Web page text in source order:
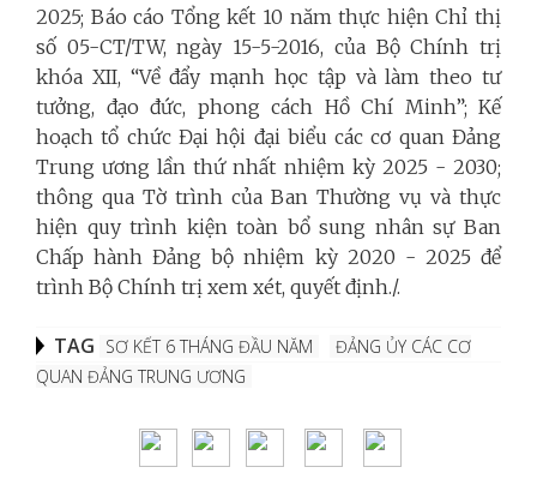
2025; Báo cáo Tổng kết 10 năm thực hiện Chỉ thị
số 05-CT/TW, ngày 15-5-2016, của Bộ Chính trị
khóa XII, “Về đẩy mạnh học tập và làm theo tư
tưởng, đạo đức, phong cách Hồ Chí Minh”; Kế
hoạch tổ chức Đại hội đại biểu các cơ quan Đảng
Trung ương lần thứ nhất nhiệm kỳ 2025 - 2030;
thông qua Tờ trình của Ban Thường vụ và thực
hiện quy trình kiện toàn bổ sung nhân sự Ban
Chấp hành Đảng bộ nhiệm kỳ 2020 - 2025 để
trình Bộ Chính trị xem xét, quyết định./.
TAG SƠ KẾT 6 THÁNG ĐẦU NĂM
ĐẢNG ỦY CÁC CƠ
QUAN ĐẢNG TRUNG ƯƠNG